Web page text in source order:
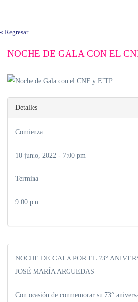
« Regresar
NOCHE DE GALA CON EL
Detalles
Comienza
10 junio, 2022 - 7:00 pm
Termina
9:00 pm
NOCHE DE GALA POR EL 73°
JOSÉ MARÍA ARGUEDAS
Con ocasión de conmemorar su 73°